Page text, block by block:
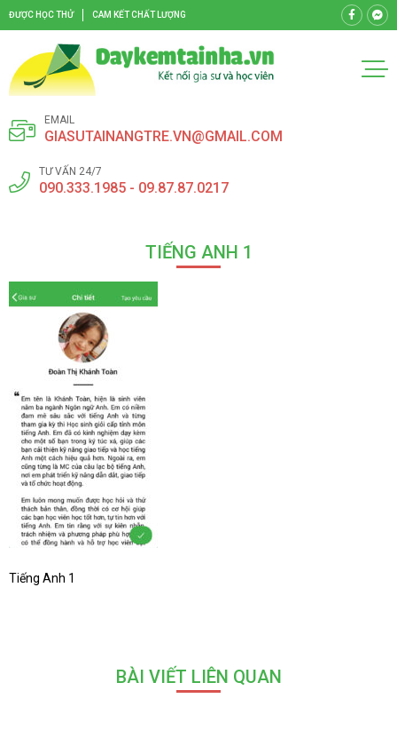
ĐƯỢC HỌC THỬ CAM KẾT CHẤT LƯỢNG
EMAIL
GIASUTAINANGTRE.VN@GMAIL.COM
TƯ VẤN 24/7
090.333.1985 - 09.87.87.0217
TIẾNG ANH 1
Tiếng Anh 1
BÀI VIẾT LIÊN QUAN